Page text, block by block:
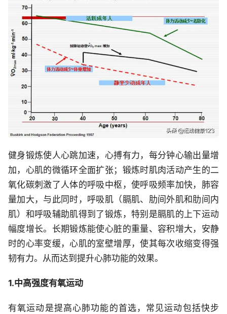
健身锻炼使人心跳加速，心搏有力，每分钟心输出量增
加，心肌的微循环全面扩张；锻炼时肌肉活动产生的二
氧化碳刺激了人体的呼吸中枢，使呼吸频率加快，肺容
量加大，与此同时，呼吸肌（膈肌、肋间外肌和肋间内
肌）和呼吸辅助肌得到了锻炼，特别是膈肌的上下运动
幅度增长。长期锻炼能使心脏的重量、容积增大，安静
时的心率变缓，心肌的室壁增厚，使其每次收缩变得强
韧有力。从而达到提升心肺功能的效果。
1.中高强度有氧运动
有氧运动是提高心肺功能的首选，常见运动包括快步